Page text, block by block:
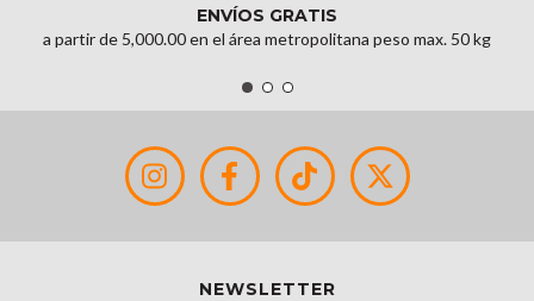
ENVÍOS GRATIS
a partir de 5,000.00 en el área metropolitana peso max. 50 kg
NEWSLETTER